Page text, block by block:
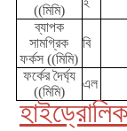
((মিমি)
ব্যাপক
সামগ্রিক
ফর্কস ((মিমি)
বি
ফর্কের দৈর্ঘ্য
((মিমি)
এল